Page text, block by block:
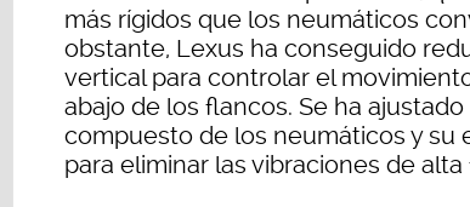
más rígidos que los neumáticos
obstante, Lexus ha conseguido
vertical para controlar el
abajo de los flancos. Se ha
compuesto de los neumáticos y su
para eliminar las vibraciones de